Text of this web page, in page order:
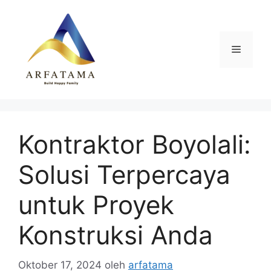
Menu
Kontraktor Boyolali:
Solusi Terpercaya
untuk Proyek
Konstruksi Anda
Oktober 17, 2024 oleh arfatama